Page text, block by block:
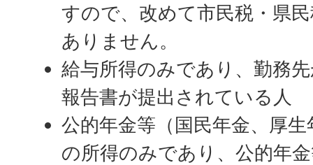
すので、改めて市民税・県
ありません。
給与所得のみであり、勤務
報告書が提出されている人
公的年金等（国民年金、厚
の所得のみであり、公的年